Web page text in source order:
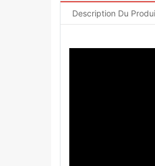
Description Du